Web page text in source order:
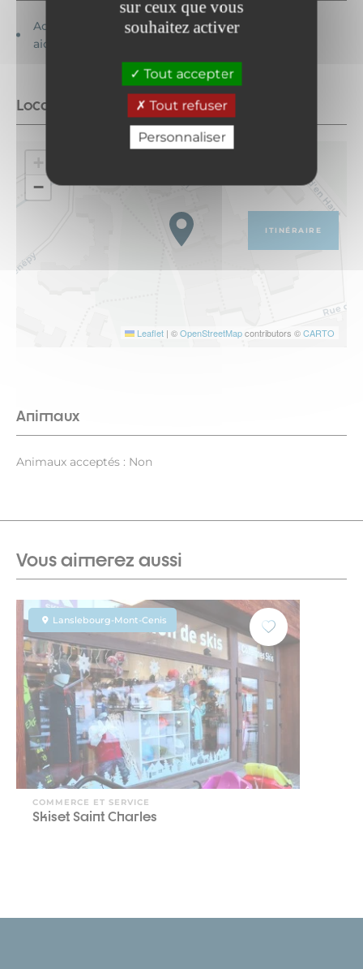
sur ceux que vous
souhaitez activer
Tout accepter
Tout refuser
Personnaliser
Accessible en fauteuil roulant avec
aide
Localisation
+
−
Leaflet | ©OpenStreetMapcontributors ©CARTO
ITINÉRAIRE
Animaux
Animaux acceptés : Non
Vous aimerez aussi
Lanslebourg-Mont-Cenis
COMMERCE ET SERVICE
Skiset Saint Charles